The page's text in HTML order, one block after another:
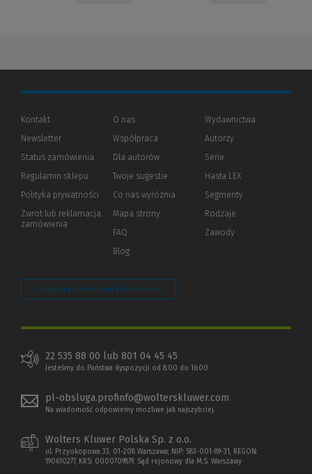
Kontakt
Newsletter
Status zamówienia
Regulamin sklepu
Polityka prywatności (Nowe
(Link
innej
Zwrot lub reklamacja
zamówienia
O nas
Współpraca
Dla autorów(Nowe
(Link
innej
strony)
Twoje sugestie
Co nas wyróżnia
Mapa strony
FAQ
Blog
Wydawnictwa
Autorzy
Serie
Hasła LEX
Segmenty
Rodzaje
Zawody
Zarządzaj preferencjami plików cookie
22 535 88 00 lub 801 04 45 45
Jesteśmy do Państwa dyspozycji od 8:00 do 16:00
pl-obsluga.profinfo@wolterskluwer.com
Na wiadomość odpowiemy możliwe jak najszybciej.
Wolters Kluwer Polska Sp. z o.o.
ul. Przyokopowa 33, 01-208 Warszawa; NIP: 583-001-89-31, REGON:
190610277, KRS: 0000709879, Sąd rejonowy dla M.S. Warszawy